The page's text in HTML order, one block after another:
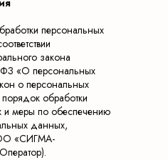
персональных
закона
«О персональных
о персональных
обработки
меры по обеспечению
данных,
«СИГМА-